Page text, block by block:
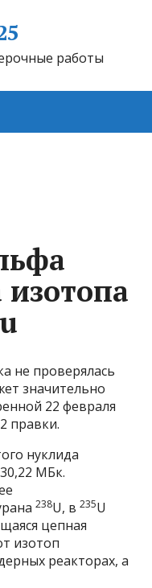
работы
изотопа
не проверялась
значительно
22 февраля
2 правки.
нуклида
МБк.
238U, в235U
цепная
изотоп
реакторах, а